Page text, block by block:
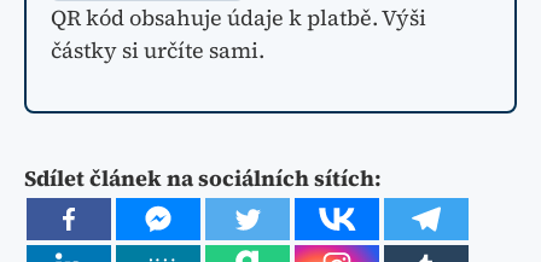
QR kód obsahuje údaje k platbě. Výši
částky si určíte sami.
Sdílet článek na sociálních sítích: